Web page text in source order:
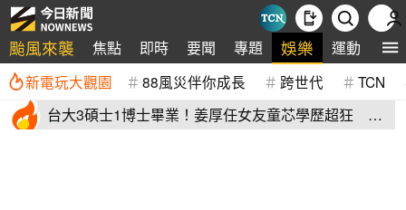
颱風來襲 焦點 即時 要聞 專題 娛樂 運動 全
新電玩大觀園 88風災伴你成長 跨世代 TCN
台大3碩士1博士畢業！姜厚任女友童芯學歷超狂 他